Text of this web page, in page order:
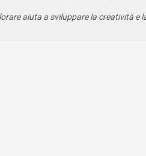
aiuta a sviluppare la creatività e